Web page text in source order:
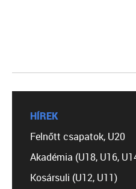
HÍREK
Felnőtt csapatok, U20
Akadémia (U18, U16,
Kosársuli (U12, U11)